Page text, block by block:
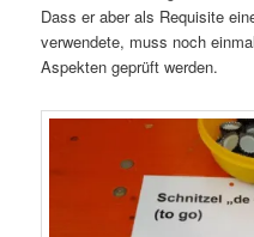
Dass er aber als Requisite
verwendete, muss noch
Aspekten geprüft werden.